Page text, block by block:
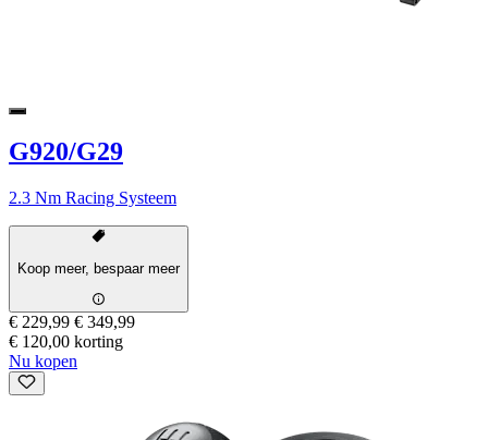
G920/G29
2.3 Nm Racing Systeem
Koop meer, bespaar meer
€ 229,99 € 349,99
€ 120,00 korting
Nu kopen